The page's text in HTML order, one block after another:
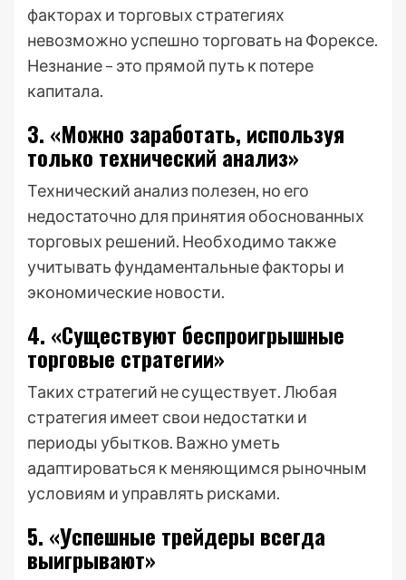
факторах и торговых стратегиях
невозможно успешно торговать на Форексе.
Незнание – это прямой путь к потере
капитала.
3. «Можно заработать, используя
только технический анализ»
Технический анализ полезен, но его
недостаточно для принятия обоснованных
торговых решений. Необходимо также
учитывать фундаментальные факторы и
экономические новости.
4. «Существуют беспроигрышные
торговые стратегии»
Таких стратегий не существует. Любая
стратегия имеет свои недостатки и
периоды убытков. Важно уметь
адаптироваться к меняющимся рыночным
условиям и управлять рисками.
5. «Успешные трейдеры всегда
выигрывают»